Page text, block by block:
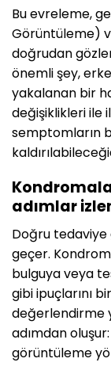
Bu evreleme,
Görüntüleme)
doğrudan
önemli şey,
yakalanan bir
değişiklikleri ile
semptomların
adımlar
Doğru tedaviye
geçer.
bulguya veya
gibi ipuçlarını
değerlendirme
adımdan
görüntüleme